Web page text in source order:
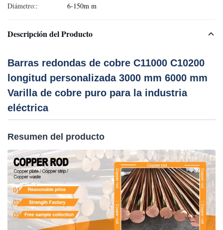
Diámetro::
6-150m m
Descripción del Producto
Barras redondas de cobre C11000 C10200
longitud personalizada 3000 mm 6000 mm
Varilla de cobre puro para la industria
eléctrica
Resumen del producto